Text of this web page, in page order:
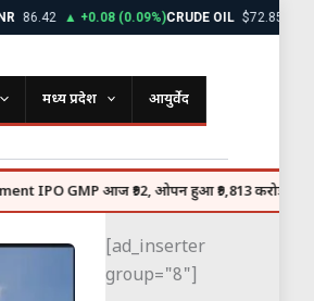
▲ +0.08 (0.09%)CRUDE OIL $72.85 ▼ -0.45
मध्य प्रदेश आयुर्वेद
आज ₹92, ओपन हुआ ₹9,813 करोड़ का इश्यू
[ad_inserter
group="8"]